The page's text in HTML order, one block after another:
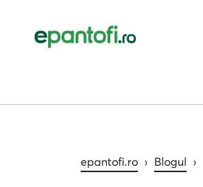
epantofi.ro › Blogul ›